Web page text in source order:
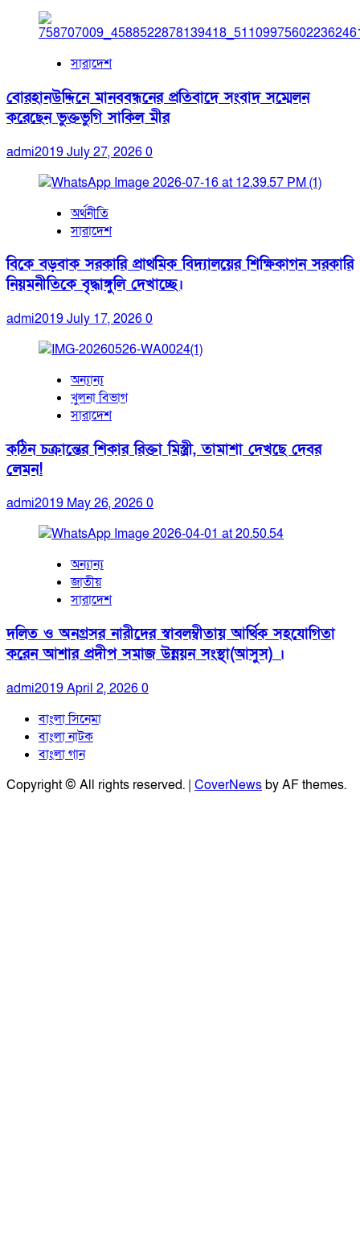
সারাদেশ
বোরহানউদ্দিনে মানববন্ধনের প্রতিবাদে সংবাদ সম্মেলন
করেছেন ভুক্তভুগি সাকিল মীর
admi2019July 27, 20260
অর্থনীতি
সারাদেশ
বিকে বড়বাক সরকারি প্রাথমিক বিদ্যালয়ের শিক্ষিকাগন সরকারি
নিয়মনীতিকে বৃদ্ধাঙ্গুলি দেখাচ্ছে।
admi2019July 17, 20260
অন্যান্য
খুলনা বিভাগ
সারাদেশ
কঠিন চক্রান্তের শিকার রিক্তা মিস্ত্রী, তামাশা দেখছে দেবর
লেমন!
admi2019 May 26, 20260
অন্যান্য
জাতীয়
সারাদেশ
দলিত ও অনগ্রসর নারীদের স্বাবলম্বীতায় আর্থিক সহযোগিতা
করেন আশার প্রদীপ সমাজ উন্নয়ন সংস্থা(আসুস) ।
admi2019April 2, 20260
বাংলা সিনেমা
বাংলা নাটক
বাংলা গান
Copyright © All rights reserved. | CoverNewsby AF themes.